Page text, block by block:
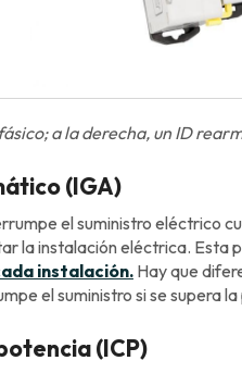
a la derecha, un ID
(IGA)
el suministro eléctrico
la instalación eléctrica. Esta
instalación.Hay que
el suministro si se supera
(ICP)